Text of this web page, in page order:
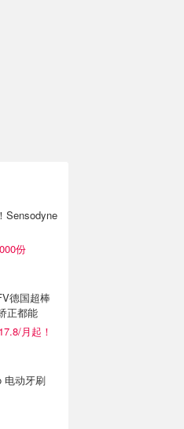
Sensodyne
份
德国超棒
正都能
月起！
电动牙刷